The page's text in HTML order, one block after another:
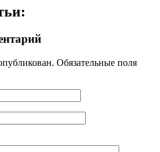
Обязательные поля